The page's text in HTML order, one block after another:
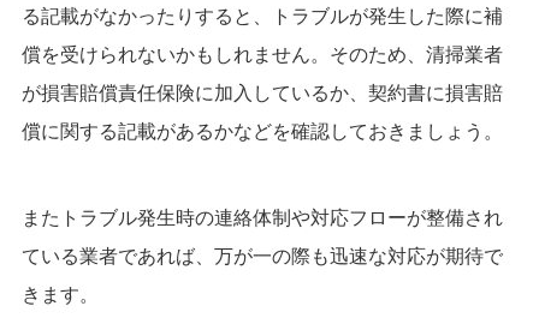
る記載がなかったりすると、トラブルが発生した際に補
償を受けられないかもしれません。そのため、清掃業者
が損害賠償責任保険に加入しているか、契約書に損害賠
償に関する記載があるかなどを確認しておきましょう。
またトラブル発生時の連絡体制や対応フローが整備され
ている業者であれば、万が一の際も迅速な対応が期待で
きます。